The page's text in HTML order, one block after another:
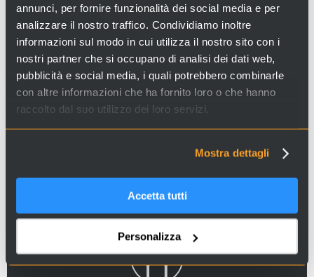
annunci, per fornire funzionalità dei social media e per
analizzare il nostro traffico. Condividiamo inoltre
informazioni sul modo in cui utilizza il nostro sito con i
nostri partner che si occupano di analisi dei dati web,
pubblicità e social media, i quali potrebbero combinarle
con altre informazioni che ha fornito loro o che hanno
raccolto dal suo utilizzo dei loro servizi.
Mostra dettagli
Accetta tutti
Personalizza
A VENICE TALE: LEGENDS, TALES
AND TRADITIONAL FOOD OF VENICE
Looking for experiences and services in Venice and Italy?
VisitVenice Incomingand discover our proposals!